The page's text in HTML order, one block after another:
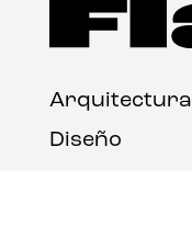
Arquitectura
Diseño